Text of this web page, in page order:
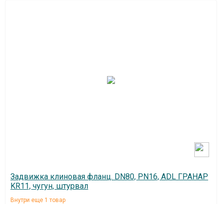
Задвижка клиновая фланц. DN80, PN16, ADL ГРАНАР
KR11, чугун, штурвал
Внутри еще 1 товар